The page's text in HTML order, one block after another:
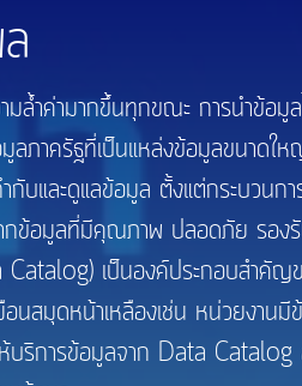
ากขึ้นทุกขณะ การนำข้อมูลไป
มูลภาครัฐที่เป็นแหล่งข้อมูลขนา
บและดูแลข้อมูล ตั้งแต่กระบวนก
ากข้อมูลที่มีคุณภาพ ปลอดภัย รอง
เป็นองค์ประกอบสำคัญของ
นสมุดหน้าเหลืองเช่น หน่วยงาน
บริการข้อมูลจาก Data